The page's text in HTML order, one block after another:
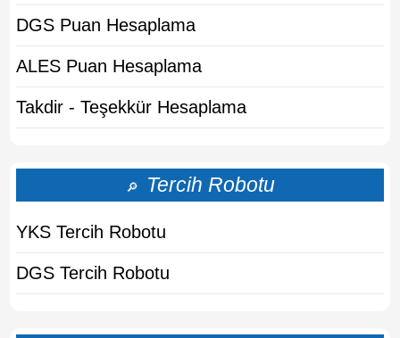
DGS Puan Hesaplama
ALES Puan Hesaplama
Takdir - Teşekkür Hesaplama
🔎 Tercih Robotu
YKS Tercih Robotu
DGS Tercih Robotu